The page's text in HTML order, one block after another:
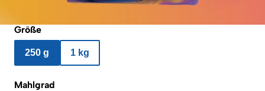
Größe
250 g 1 kg
Mahlgrad